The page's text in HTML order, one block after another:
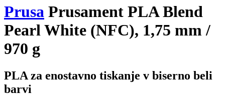
Prusa Prusament PLA Blend
Pearl White (NFC), 1,75 mm /
970 g
PLA za enostavno tiskanje v biserno beli
barvi